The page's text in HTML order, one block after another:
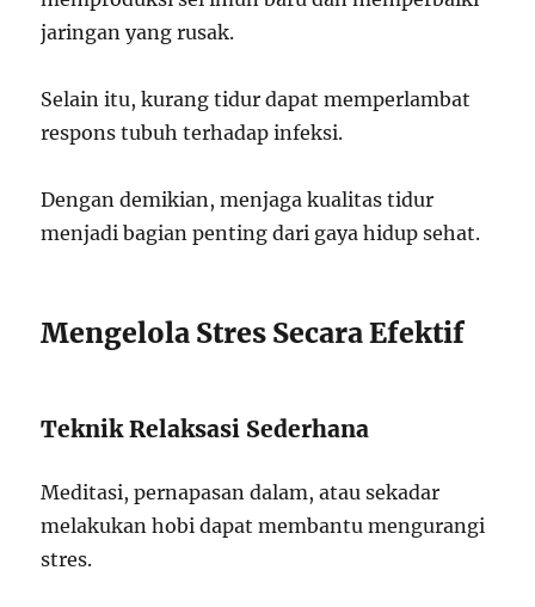
jaringan yang rusak.
Selain itu, kurang tidur dapat memperlambat
respons tubuh terhadap infeksi.
Dengan demikian, menjaga kualitas tidur
menjadi bagian penting dari gaya hidup sehat.
Mengelola Stres Secara Efektif
Teknik Relaksasi Sederhana
Meditasi, pernapasan dalam, atau sekadar
melakukan hobi dapat membantu mengurangi
stres.